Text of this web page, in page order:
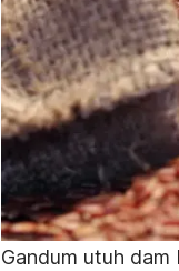
Gandum utuh